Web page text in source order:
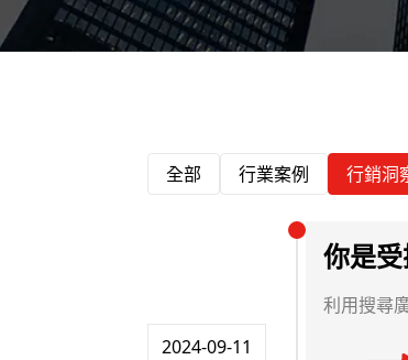
全部 行業案例 行銷洞
2024-09-11
你是
利用搜尋